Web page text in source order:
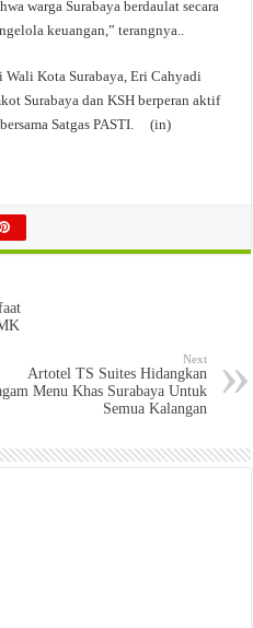
warga Surabaya berdaulat secara
keuangan,” terangnya..
Kota Surabaya, Eri Cahyadi
Surabaya dan KSH berperan aktif
Satgas PASTI. (in)
Next
Artotel TS Suites Hidangkan
Menu Khas Surabaya Untuk
Semua Kalangan